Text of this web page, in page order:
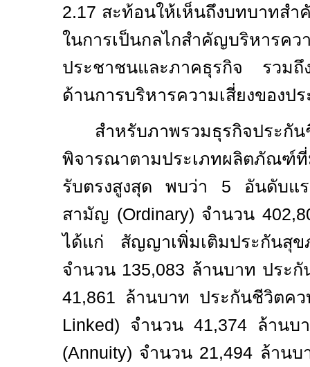
2.17 สะท้อนให้เห็นถึงบทบาทส
ในการเป็นกลไกสำคัญบริหารคว
ประชาชนและภาคธุรกิจ รวมถึ
ด้านการบริหารความเสี่ยงของปร
สำหรับภาพรวมธุรกิจปร
พิจารณาตามประเภทผลิตภัณฑ์ที่
รับตรงสูงสุด พบว่า 5 อันดับแ
สามัญ (Ordinary) จำนวน
ได้แก่ สัญญาเพิ่มเติมประกันสุ
จำนวน 135,083 ล้านบาท ประ
41,861 ล้านบาท ประกันชีวิ
Linked) จำนวน 41,374 ล้านบ
(Annuity) จำนวน 21,494 ล้านบ